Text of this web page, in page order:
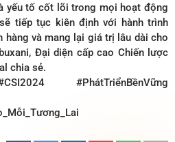
yếu tố cốt lõi trong mọi hoạt động
tiếp tục kiên định với hành trình
hàng và mang lại giá trị lâu dài cho
Đại diện cấp cao Chiến lược
chia sẻ.
#PhátTriểnBềnVững